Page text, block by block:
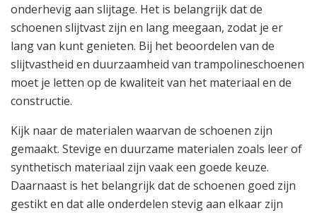
onderhevig aan slijtage. Het is belangrijk dat de
schoenen slijtvast zijn en lang meegaan, zodat je er
lang van kunt genieten. Bij het beoordelen van de
slijtvastheid en duurzaamheid van trampolineschoenen
moet je letten op de kwaliteit van het materiaal en de
constructie.
Kijk naar de materialen waarvan de schoenen zijn
gemaakt. Stevige en duurzame materialen zoals leer of
synthetisch materiaal zijn vaak een goede keuze.
Daarnaast is het belangrijk dat de schoenen goed zijn
gestikt en dat alle onderdelen stevig aan elkaar zijn